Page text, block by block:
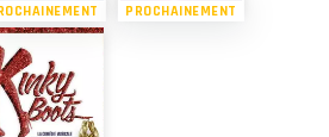
PROCHAINEMENT